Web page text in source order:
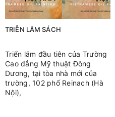
TRIỄN LÃM SÁCH
Triển lãm đầu tiên của Trường
Cao đẳng Mỹ thuật Đông
Dương, tại tòa nhà mới của
trường, 102 phố Reinach (Hà
Nội),